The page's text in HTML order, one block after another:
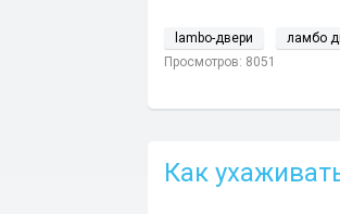
lambo-двери
ламбо
Просмотров: 8051
Как